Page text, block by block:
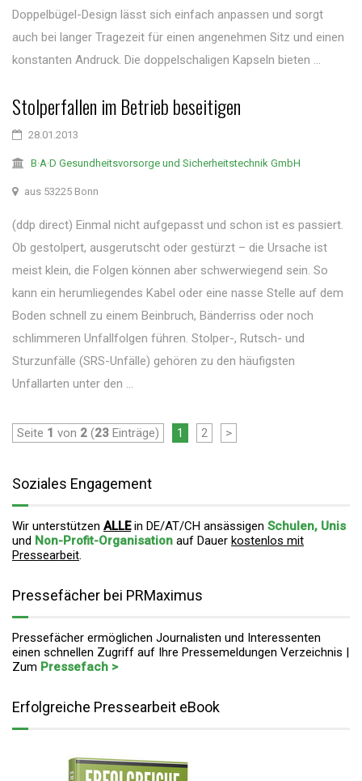
Doppelbügel-Design lässt sich einfach anpassen und sorgt
auch bei langer Tragezeit für einen angenehmen Sitz und einen
konstanten Andruck. Die doppelschaligen Kapseln bieten ...
Stolperfallen im Betrieb beseitigen
28.01.2013
B·A·D Gesundheitsvorsorge und Sicherheitstechnik GmbH
aus 53225 Bonn
(ddp direct) Einmal nicht aufgepasst und schon ist es passiert.
Ob gestolpert, ausgerutscht oder gestürzt – die Ursache ist
meist klein, die Folgen können aber schwerwiegend sein. So
kann ein herumliegendes Kabel oder eine nasse Stelle auf dem
Boden schnell zu einem Beinbruch, Bänderriss oder noch
schlimmeren Unfallfolgen führen. Stolper-, Rutsch- und
Sturzunfälle (SRS-Unfälle) gehören zu den häufigsten
Unfallarten unter den ...
Seite 1 von 2 (23 Einträge) 1 2 >
Soziales Engagement
Wir unterstützen ALLEin DE/AT/CH ansässigen Schulen, Unis
und Non-Profit-Organisation auf Dauer kostenlos mit
Pressearbeit.
Pressefächer bei PRMaximus
Pressefächer ermöglichen Journalisten und Interessenten
einen schnellen Zugriff auf Ihre Pressemeldungen Verzeichnis |
Zum Pressefach >
Erfolgreiche Pressearbeit eBook